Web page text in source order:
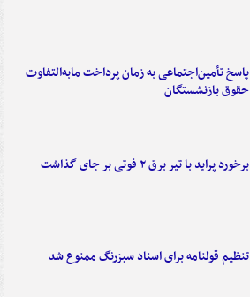
پاسخ تأمین‌اجتماعی به زمان پرداخت مابه‌التفاوت
حقوق بازنشستگان
برخورد پراید با تیر برق ۲ فوتی بر جای گذاشت
تنظیم قولنامه برای اسناد سبزرنگ ممنوع شد